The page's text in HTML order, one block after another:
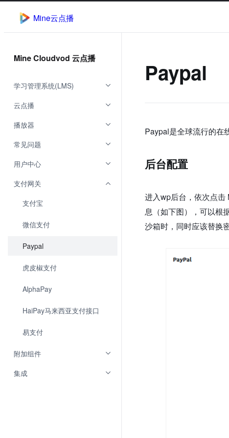
Mine云点播
Mine Cloudvod 云点播
学习管理系统(LMS)
云点播
播放器
常见问题
用户中心
支付网关
支付宝
微信支付
Paypal
虎皮椒支付
AlphaPay
HaiPay马来西亚支付接口
易支付
附加组件
集成
Paypal
Paypal是全球流行的在
后台配置
进入wp后台，依次点
息（如下图），可以根
沙箱时，同时应该替换